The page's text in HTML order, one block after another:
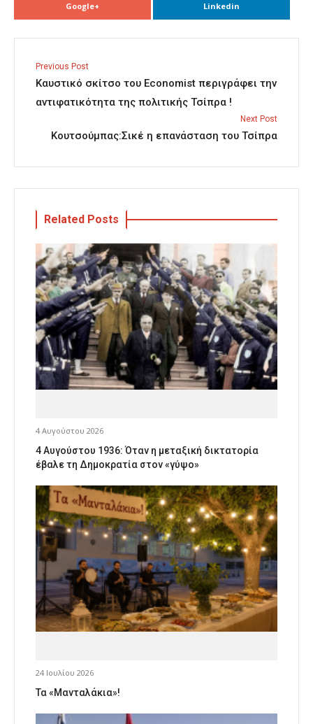
Google+ Linkedin
Previous Post
Καυστικό σκίτσο του Economist περιγράφει την
αντιφατικότητα της πολιτικής Τσίπρα !
Next Post
Κουτσούμπας:Σικέ η επανάσταση του Τσίπρα
Related Posts
4 Αυγούστου 2026
4 Αυγούστου 1936: Όταν η μεταξική δικτατορία
έβαλε τη Δημοκρατία στον «γύψο»
24 Ιουλίου 2026
Τα «Μανταλάκια»!